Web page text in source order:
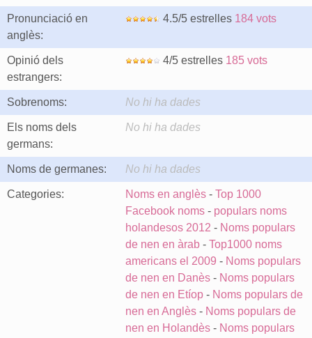
Pronunciació en
anglès:
4.5/5 estrelles 184 vots
Opinió dels
estrangers:
4/5 estrelles 185 vots
Sobrenoms: No hi ha dades
Els noms dels
germans:
No hi ha dades
Noms de germanes: No hi ha dades
Categories: Noms en anglès - Top 1000
Facebook noms - populars noms
holandesos 2012 - Noms populars
de nen en àrab - Top1000 noms
americans el 2009 - Noms populars
de nen en Danès - Noms populars
de nen en Etíop - Noms populars de
nen en Anglès - Noms populars de
nen en Holandès - Noms populars